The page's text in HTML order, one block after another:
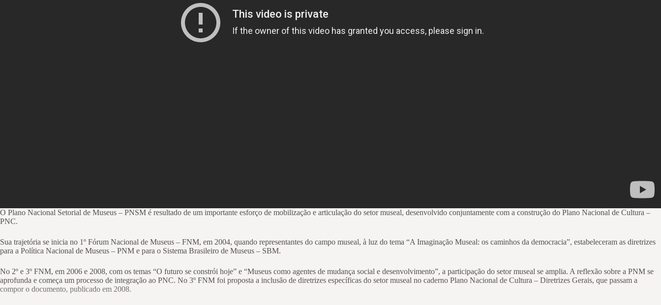
O Plano Nacional Setorial de Museus – PNSM é resultado de um importante esforço de mobilização e articulação do setor museal, desenvolvido conjuntamente com a construção do Plano Nacional de Cultura –
PNC.
Sua trajetória se inicia no 1º Fórum Nacional de Museus – FNM, em 2004, quando representantes do campo museal, à luz do tema “A Imaginação Museal: os caminhos da democracia”, estabeleceram as diretrizes
para a Política Nacional de Museus – PNM e para o Sistema Brasileiro de Museus – SBM.
No 2º e 3º FNM, em 2006 e 2008, com os temas “O futuro se constrói hoje” e “Museus como agentes de mudança social e desenvolvimento”, a participação do setor museal se amplia. A reflexão sobre a PNM se
aprofunda e começa um processo de integração ao PNC. No 3º FNM foi proposta a inclusão de diretrizes específicas do setor museal no caderno Plano Nacional de Cultura – Diretrizes Gerais, que passam a
compor o documento, publicado em 2008.